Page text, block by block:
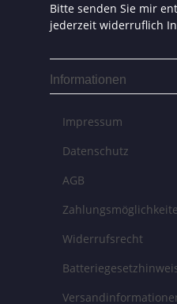
Bitte senden Sie mir
jederzeit widerruflich
Informationen
Impressum
Datenschutz
AGB
Widerrufsrecht